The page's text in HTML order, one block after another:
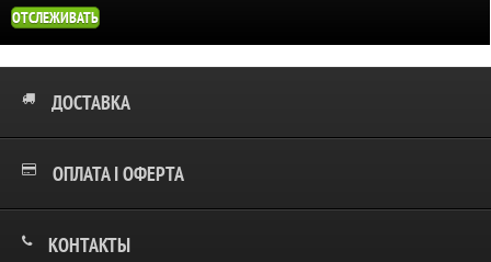
ОТСЛЕЖИВАТЬ
ДОСТАВКА
ОПЛАТА І ОФЕРТА
КОНТАКТЫ